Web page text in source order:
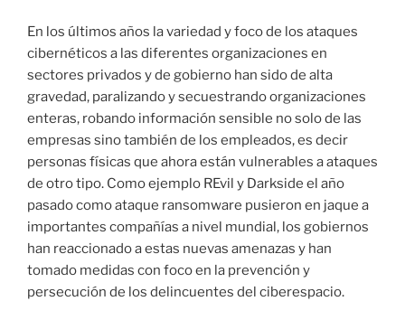
En los últimos años la variedad y foco de los ataques
cibernéticos a las diferentes organizaciones en
sectores privados y de gobierno han sido de alta
gravedad, paralizando y secuestrando organizaciones
enteras, robando información sensible no solo de las
empresas sino también de los empleados, es decir
personas físicas que ahora están vulnerables a ataques
de otro tipo. Como ejemplo REvil y Darkside el año
pasado como ataque ransomware pusieron en jaque a
importantes compañías a nivel mundial, los gobiernos
han reaccionado a estas nuevas amenazas y han
tomado medidas con foco en la prevención y
persecución de los delincuentes del ciberespacio.